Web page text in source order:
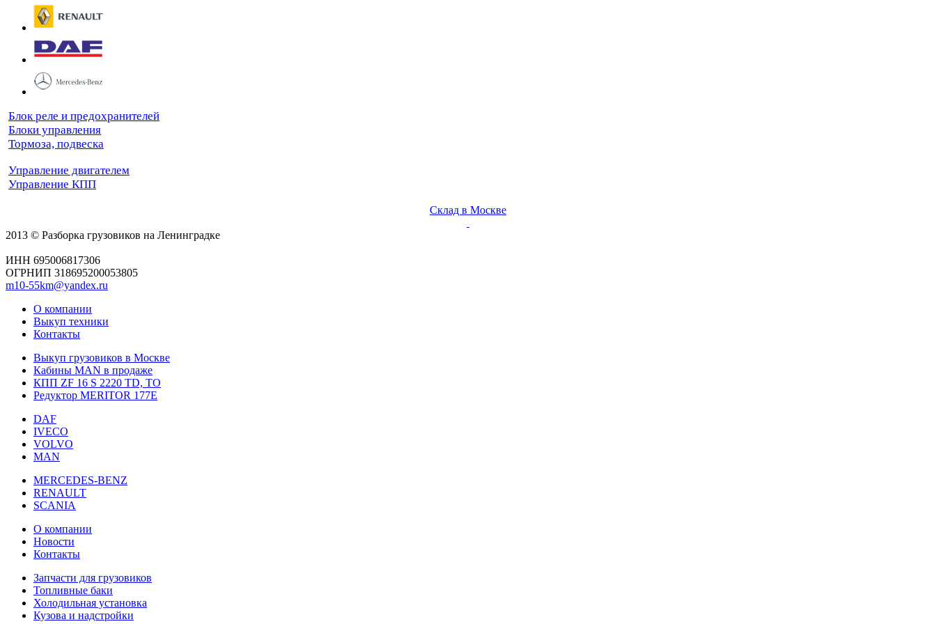
Блок реле и предохранителей
Блоки управления
Тормоза, подвеска
Управление двигателем
Управление КПП
Склад в Москве
2013 © Разборка грузовиков на Ленинградке
ИНН 695006817306
ОГРНИП 318695200053805
m10-55km@yandex.ru
О компании
Выкуп техники
Контакты
Выкуп грузовиков в Москве
Кабины MAN в продаже
КПП ZF 16 S 2220 TD, TO
Редуктор MERITOR 177Е
DAF
IVECO
VOLVO
MAN
MERCEDES-BENZ
RENAULT
SCANIA
О компании
Новости
Контакты
Запчасти для грузовиков
Топливные баки
Холодильная установка
Кузова и надстройки